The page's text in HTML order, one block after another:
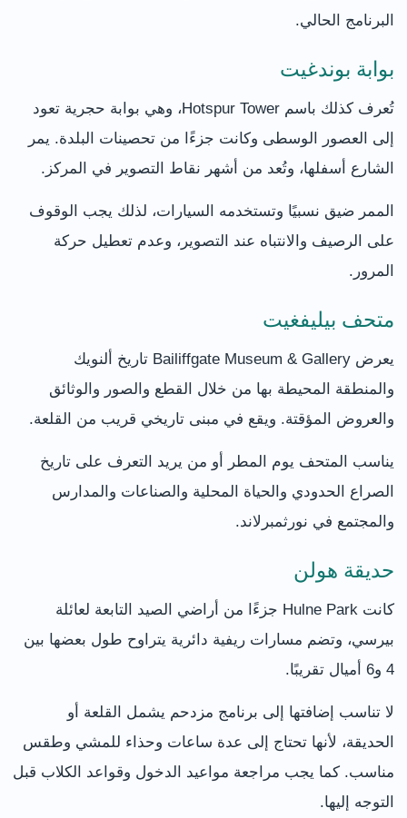
البرنامج الحالي.
بوابة بوندغيت
تُعرف كذلك باسم Hotspur Tower، وهي بوابة حجرية تعود
إلى العصور الوسطى وكانت جزءًا من تحصينات البلدة. يمر
الشارع أسفلها، وتُعد من أشهر نقاط التصوير في المركز.
الممر ضيق نسبيًا وتستخدمه السيارات، لذلك يجب الوقوف
على الرصيف والانتباه عند التصوير، وعدم تعطيل حركة
المرور.
متحف بيليفغيت
يعرض Bailiffgate Museum & Gallery تاريخ ألنويك
والمنطقة المحيطة بها من خلال القطع والصور والوثائق
والعروض المؤقتة. ويقع في مبنى تاريخي قريب من القلعة.
يناسب المتحف يوم المطر أو من يريد التعرف على تاريخ
الصراع الحدودي والحياة المحلية والصناعات والمدارس
والمجتمع في نورثمبرلاند.
حديقة هولن
كانت Hulne Park جزءًا من أراضي الصيد التابعة لعائلة
بيرسي، وتضم مسارات ريفية دائرية يتراوح طول بعضها بين
4 و6 أميال تقريبًا.
لا تناسب إضافتها إلى برنامج مزدحم يشمل القلعة أو
الحديقة، لأنها تحتاج إلى عدة ساعات وحذاء للمشي وطقس
مناسب. كما يجب مراجعة مواعيد الدخول وقواعد الكلاب قبل
التوجه إليها.